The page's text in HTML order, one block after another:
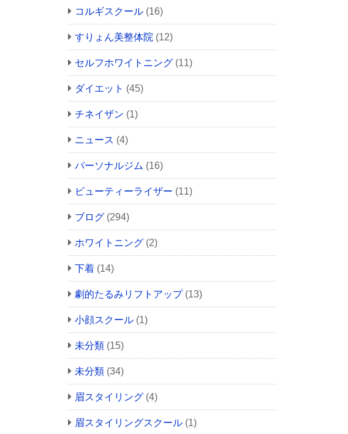
コルギスクール (16)
すりょん美整体院 (12)
セルフホワイトニング (11)
ダイエット (45)
チネイザン (1)
ニュース (4)
パーソナルジム (16)
ビューティーライザー (11)
ブログ (294)
ホワイトニング (2)
下着 (14)
劇的たるみリフトアップ(13)
小顔スクール (1)
未分類 (15)
未分類 (34)
眉スタイリング (4)
眉スタイリングスクール (1)